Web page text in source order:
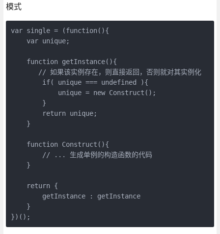
模式
var single = (function(){
    var unique;
    function getInstance(){
// 如果该实例存在，则直接返回，否则就对其实例化
        if( unique === undefined ){
            unique = new Construct();
        }
        return unique;
    }
    function Construct(){
        // ... 生成单例的构造函数的代码
    }
    return {
        getInstance : getInstance
    }
})();